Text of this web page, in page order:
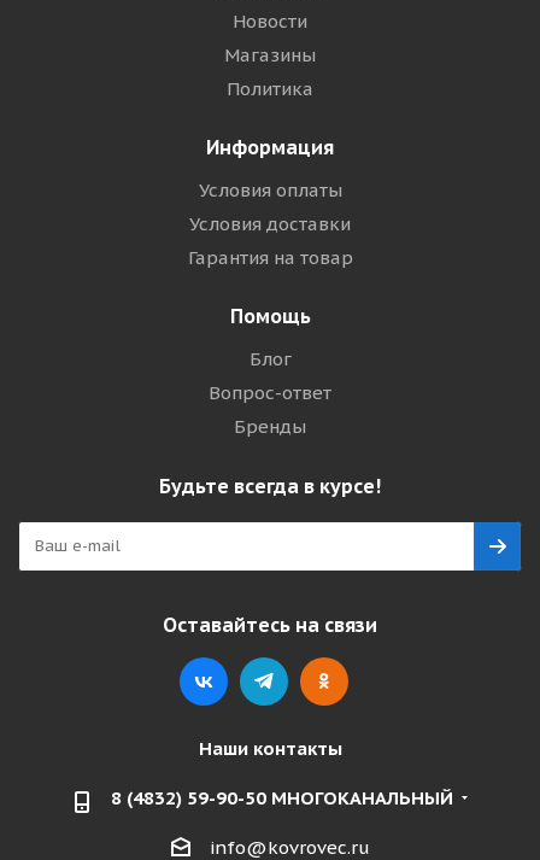
Новости
Магазины
Политика
Информация
Условия оплаты
Условия доставки
Гарантия на товар
Помощь
Блог
Вопрос-ответ
Бренды
Будьте всегда в курсе!
Оставайтесь на связи
Наши контакты
8 (4832) 59-90-50 МНОГОКАНАЛЬНЫЙ
info@kovrovec.ru